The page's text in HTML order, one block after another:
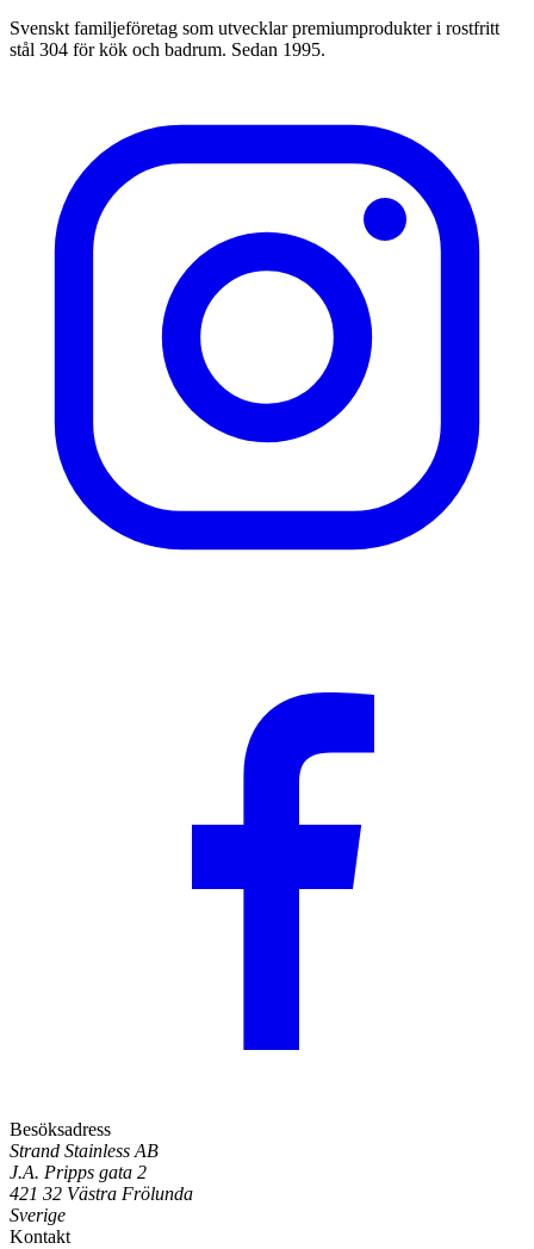
Svenskt familjeföretag som utvecklar premiumprodukter i rostfritt
stål 304 för kök och badrum. Sedan 1995.
Besöksadress
Strand Stainless AB
J.A. Pripps gata 2
421 32 Västra Frölunda
Sverige
Kontakt